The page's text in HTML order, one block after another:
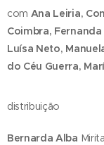
com Ana Leiria,
Coimbra,
Luísa Neto,
do Céu Guerra,
distribuição
Bernarda Alba